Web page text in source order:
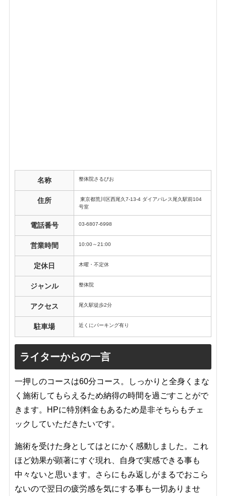
名称 整体院さるびお
住所
東京都荒川区西尾久7-13-4 ダイアパレス尾久駅前104
号室
電話番号 03-6807-6998
営業時間 10:00～21:00
定休日 木曜・不定休
ジャンル 整体院
アクセス 尾久駅徒歩2分
駐車場 近くにパーキング有り
ライターからの一言
一押しのコースは60分コース。しっかりと全身くまな
く施術してもらえるため納得の時間を過ごすことがで
きます。HPに特別料金もあるため是非そちらもチェ
ックしていただきたいです。
施術を受けた身としてはとにかく感動しました。これ
ほど効果が顕著にすぐ現れ、自身で実感できる事も
中々ないと思います。さらにもみ返しがまるでおこら
ないので翌日の疲労感を気にする事も一切ありませ